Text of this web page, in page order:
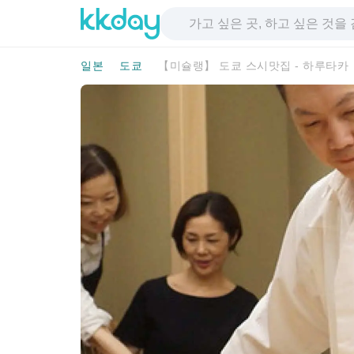
일본 도쿄 【미슐랭】 도쿄 스시맛집 - 하루타카